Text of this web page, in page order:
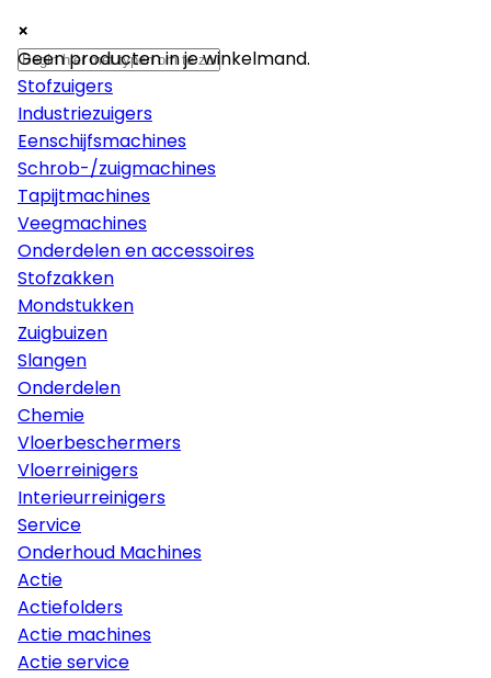
×
Machines
Stofzuigers
Industriezuigers
Eenschijfsmachines
Schrob-/zuigmachines
Tapijtmachines
Veegmachines
Onderdelen en accessoires
Stofzakken
Mondstukken
Zuigbuizen
Slangen
Onderdelen
Chemie
Vloerbeschermers
Vloerreinigers
Interieurreinigers
Service
Onderhoud Machines
Actie
Actiefolders
Actie machines
Actie service
×
×
Geen producten in je winkelmand.